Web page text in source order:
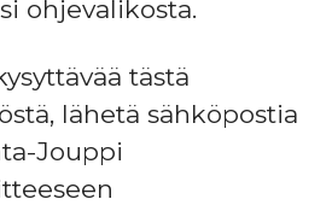
ohjevalikosta.
tästä
lähetä sähköpostia
Jouppi